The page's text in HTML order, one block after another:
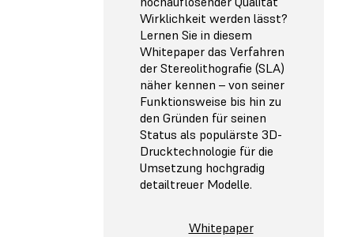
Wirklichkeit werden lässt?
Lernen Sie in diesem
Whitepaper das Verfahren
der Stereolithografie (SLA)
näher kennen – von seiner
Funktionsweise bis hin zu
den Gründen für seinen
Status als populärste 3D-
Drucktechnologie für die
Umsetzung hochgradig
detailtreuer Modelle.
Whitepaper